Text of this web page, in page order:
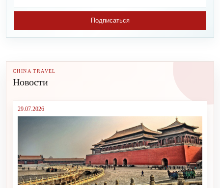
Подписаться
CHINA TRAVEL
Новости
29.07.2026